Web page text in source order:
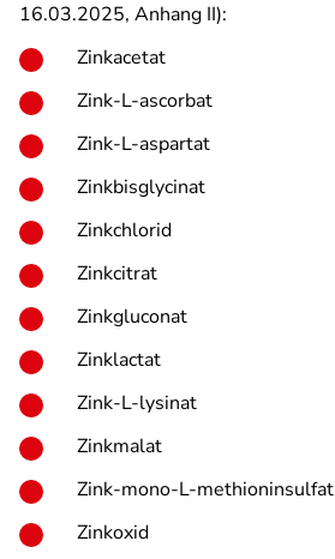
16.03.2025, Anhang II):
Zinkacetat
Zink-L-ascorbat
Zink-L-aspartat
Zinkbisglycinat
Zinkchlorid
Zinkcitrat
Zinkgluconat
Zinklactat
Zink-L-lysinat
Zinkmalat
Zink-mono-L-methioninsulfat
Zinkoxid